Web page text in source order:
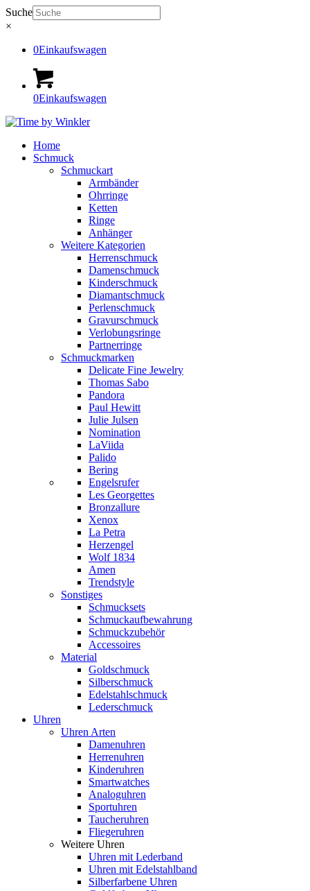
Suche
×
0Einkaufswagen
0Einkaufswagen
Home
Schmuck
Schmuckart
Armbänder
Ohrringe
Ketten
Ringe
Anhänger
Weitere Kategorien
Herrenschmuck
Damenschmuck
Kinderschmuck
Diamantschmuck
Perlenschmuck
Gravurschmuck
Verlobungsringe
Partnerringe
Schmuckmarken
Delicate Fine Jewelry
Thomas Sabo
Pandora
Paul Hewitt
Julie Julsen
Nomination
LaViida
Palido
Bering
Engelsrufer
Les Georgettes
Bronzallure
Xenox
La Petra
Herzengel
Wolf 1834
Amen
Trendstyle
Sonstiges
Schmucksets
Schmuckaufbewahrung
Schmuckzubehör
Accessoires
Material
Goldschmuck
Silberschmuck
Edelstahlschmuck
Lederschmuck
Uhren
Uhren Arten
Damenuhren
Herrenuhren
Kinderuhren
Smartwatches
Analoguhren
Sportuhren
Taucheruhren
Fliegeruhren
Weitere Uhren
Uhren mit Lederband
Uhren mit Edelstahlband
Silberfarbene Uhren